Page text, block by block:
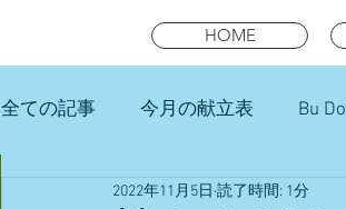
HOME
全ての記事 今月の献立表 Bu
未就園児スマイルキッズランチ
2022年11月5日 読了時間: 1分